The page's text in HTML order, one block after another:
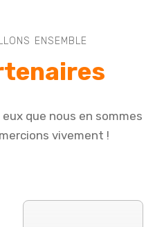
ENSEMBLE
que nous en sommes
vivement !